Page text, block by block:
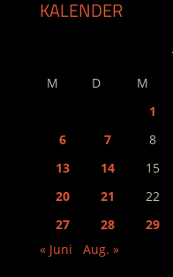
KALENDER
M D M
1
6
7 8
13
14 15
20
21 22
27
28 29
« Juni
Aug. »